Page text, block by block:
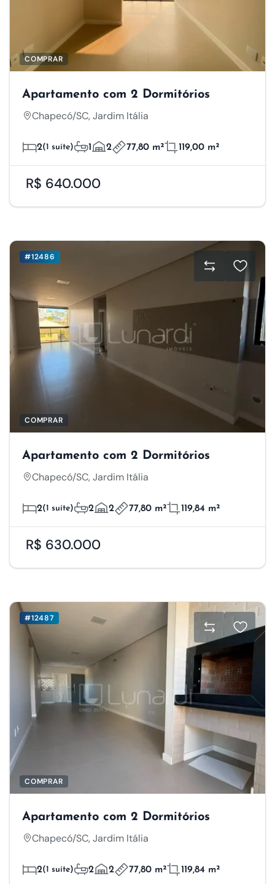
COMPRAR
Apartamento com 2 Dormitórios
Chapecó/SC, Jardim Itália
2(1 suíte) 1 2 77,80 m² 119,00 m²
R$ 640.000
#12486
COMPRAR
Apartamento com 2 Dormitórios
Chapecó/SC, Jardim Itália
2(1 suíte) 2 2 77,80 m² 119,84 m²
R$ 630.000
#12487
COMPRAR
Apartamento com 2 Dormitórios
Chapecó/SC, Jardim Itália
2(1 suíte) 2 2 77,80 m² 119,84 m²